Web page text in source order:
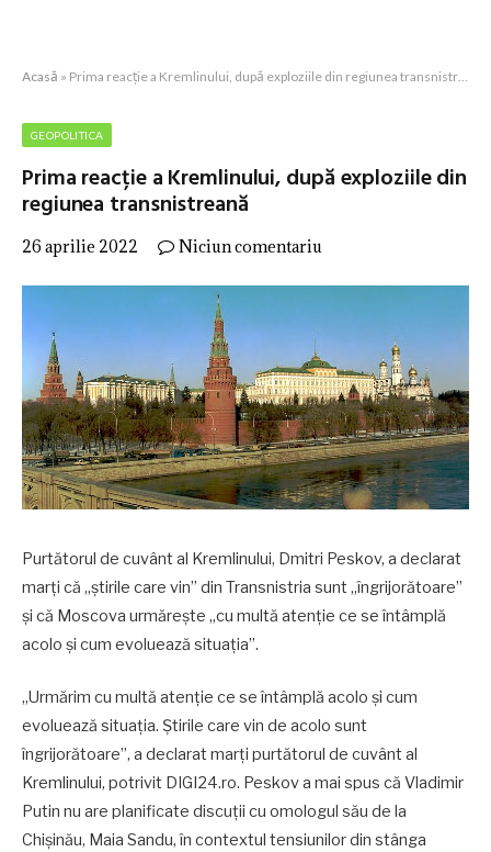
Acasă » Prima reacție a Kremlinului, după exploziile din regiunea transnistreană
GEOPOLITICA
Prima reacție a Kremlinului, după exploziile din
regiunea transnistreană
26 aprilie 2022 Niciun comentariu
Purtătorul de cuvânt al Kremlinului, Dmitri Peskov, a declarat
marți că „știrile care vin” din Transnistria sunt „îngrijorătoare”
și că Moscova urmărește „cu multă atenție ce se întâmplă
acolo și cum evoluează situația”.
„Urmărim cu multă atenție ce se întâmplă acolo și cum
evoluează situația. Știrile care vin de acolo sunt
îngrijorătoare”, a declarat marți purtătorul de cuvânt al
Kremlinului, potrivit DIGI24.ro. Peskov a mai spus că Vladimir
Putin nu are planificate discuții cu omologul său de la
Chișinău, Maia Sandu, în contextul tensiunilor din stânga